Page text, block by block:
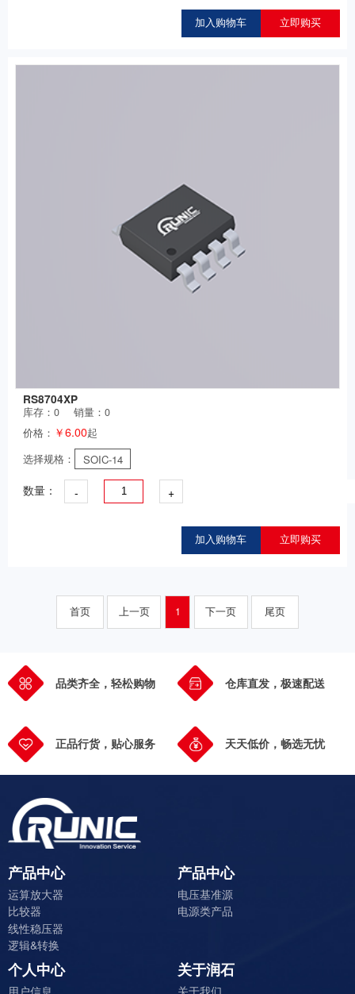
加入购物车 立即购买
RS8704XP
库存：0
销量：0
价格： ￥6.00起
选择规格：
SOIC-14
数量： - +
加入购物车 立即购买
首页 上一页 1 下一页 尾页
品类齐全，轻松购物 仓库直发，极速配送
正品行货，贴心服务 天天低价，畅选无忧
产品中心
运算放大器
比较器
线性稳压器
逻辑&转换
产品中心
电压基准源
电源类产品
个人中心
用户信息
关于润石
关于我们